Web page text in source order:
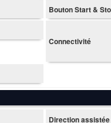
Bouton Start &
Connectivité
Direction assistée